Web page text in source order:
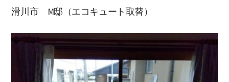
滑川市 M邸（エコキュート取替）